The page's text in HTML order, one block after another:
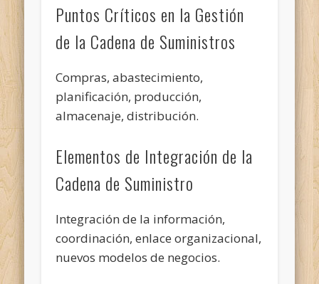
Puntos Críticos en la Gestión
de la Cadena de Suministros
Compras, abastecimiento,
planificación, producción,
almacenaje, distribución.
Elementos de Integración de la
Cadena de Suministro
Integración de la información,
coordinación, enlace organizacional,
nuevos modelos de negocios.